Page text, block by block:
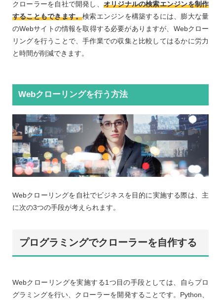
クローラーを自社で開発し、 オリジナルの検索エンジンを制作
することもできます。検索エンジンを構築するには、膨大な量
のWebサイトの情報を取得する必要がありますが、Webクロー
リングを行うことで、手作業での収集と比較してはるかに労力
と時間が削減できます。
Webクローリングを行う方法
Webクローリングを自社でビジネスを目的に実施する際は、主
に次の3つの手段が考えられます。
プログラミングでクローラーを自作する
Webクローリングを実施する1つ目の手段としては、自らプロ
グラミングを行い、クローラーを開発することです。Python、